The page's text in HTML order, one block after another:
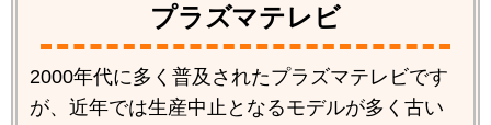
プラズマテレビ
2000年代に多く普及されたプラズマテレビです
が、近年では生産中止となるモデルが多く古い